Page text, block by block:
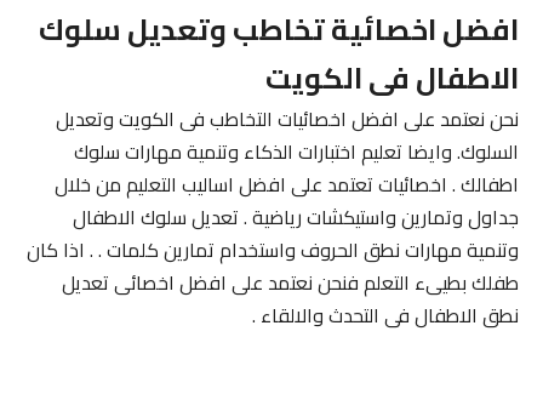
افضل اخصائية تخاطب وتعديل سلوك
الاطفال فى الكويت
نحن نعتمد على افضل اخصائيات التخاطب فى الكويت وتعديل
السلوك. وايضا تعليم اختبارات الذكاء وتنمية مهارات سلوك
اطفالك . اخصائيات تعتمد على افضل اساليب التعليم من خلال
جداول وتمارين واستيكشات رياضية . تعديل سلوك الاطفال
وتنمية مهارات نطق الحروف واستخدام تمارين كلمات . . اذا كان
طفلك بطيىء التعلم فنحن نعتمد على افضل اخصائى تعديل
نطق الاطفال فى التحدث والالقاء .